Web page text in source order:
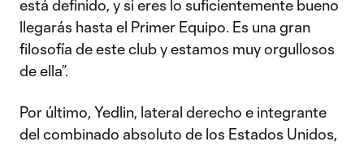
está definido, y si eres lo suficientemente bueno
llegarás hasta el Primer Equipo. Es una gran
filosofía de este club y estamos muy orgullosos
de ella”.
Por último, Yedlin, lateral derecho e integrante
del combinado absoluto de los Estados Unidos,